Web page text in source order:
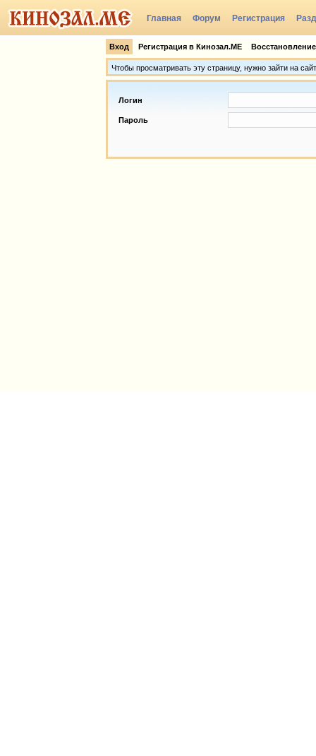
Главная Форум Регистрация
Вход Регистрация в Кинозал.МЕ
Чтобы просматривать эту страницу, нужно зайти на сайт
Логин
Пароль